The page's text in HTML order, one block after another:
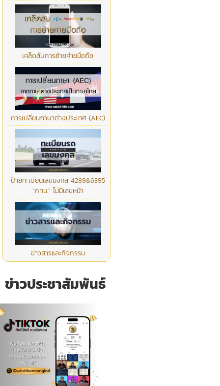
เคล็ดลับการย้ายค่ายมือถือ
การเปลี่ยนภาษาต่างประเทศ (AEC)
ป้ายทะเบียนเลขมงคล 4289&6395
“กทม.” ไม่มีเลขหน้า
ข่าวสารและกิจกรรม
ข่าวประชาสัมพันธ์